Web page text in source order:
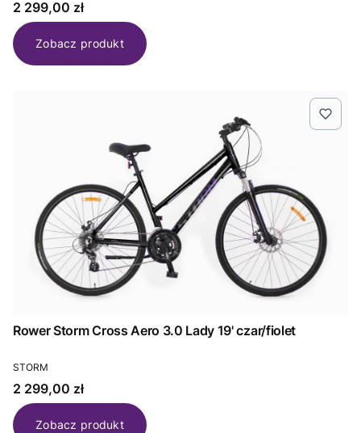
Cena
2 299,00 zł
Zobacz produkt
Rower Storm Cross Aero 3.0 Lady 19' czar/fiolet
PRODUCENT
STORM
Cena
2 299,00 zł
Zobacz produkt